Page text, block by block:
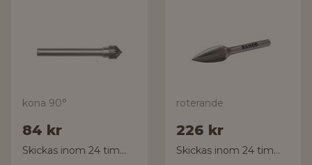
kona 90°
84 kr
Skickas inom 24 timmar!
roterande
226 kr
Skickas inom 24 timmar!